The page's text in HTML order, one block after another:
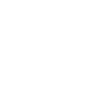
ングス株式会社